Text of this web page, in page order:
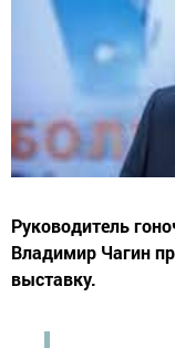
Руководитель
Владимир Чагин
выставку.